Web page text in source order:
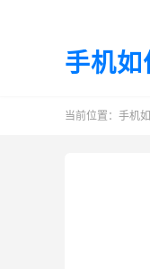
手机如
当前位置： 手机